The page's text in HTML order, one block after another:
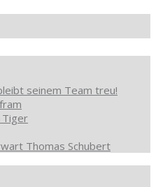
seinem Team treu!
Tiger
Thomas Schubert